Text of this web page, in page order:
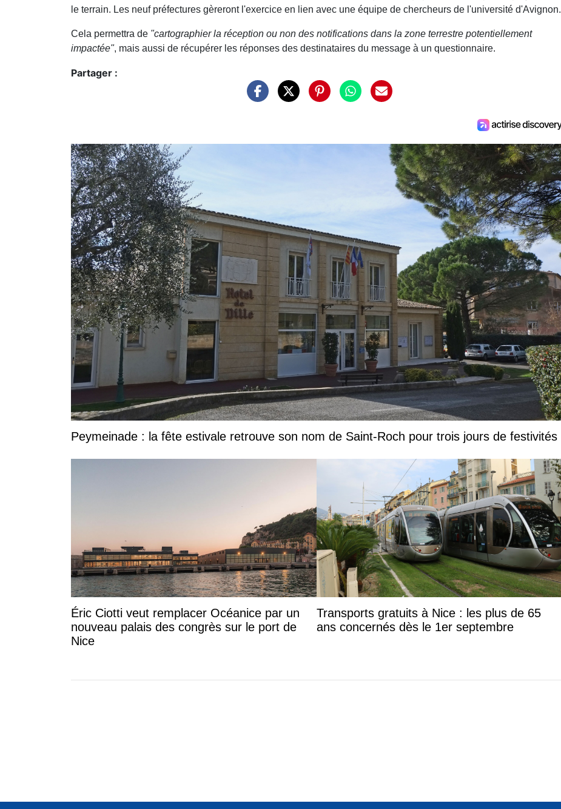
le terrain. Les neuf préfectures gèreront l'exercice en lien avec une équipe de chercheurs de l'université d'Avignon.
Cela permettra de "cartographier la réception ou non des notifications dans la zone terrestre potentiellement
impactée", mais aussi de récupérer les réponses des destinataires du message à un questionnaire.
Partager :
Peymeinade : la fête estivale retrouve son nom de Saint-Roch pour trois jours de festivités
Éric Ciotti veut remplacer Océanice par un
nouveau palais des congrès sur le port de
Nice
Transports gratuits à Nice : les plus de 65
ans concernés dès le 1er septembre